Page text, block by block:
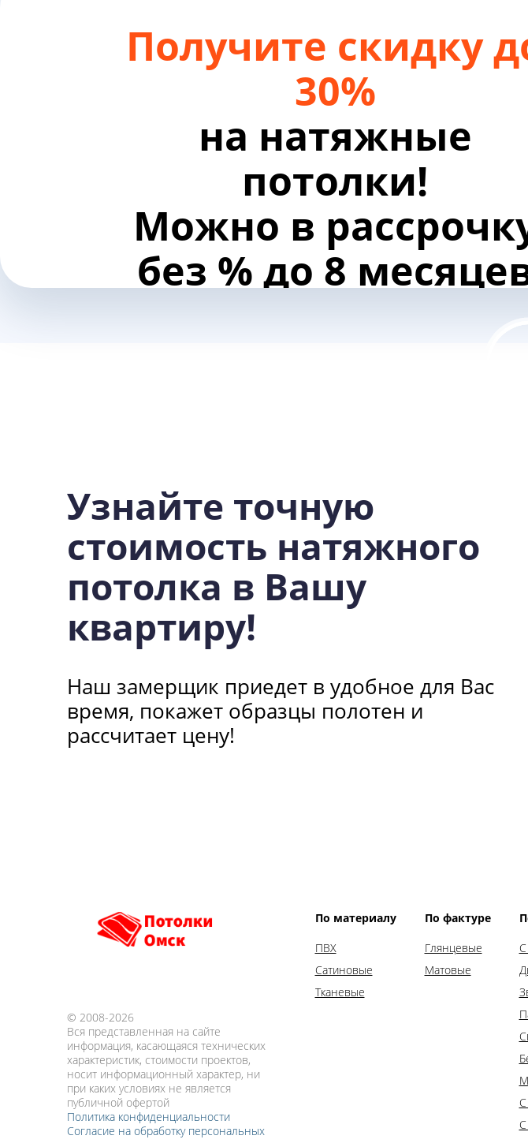
Получите скидку
30%
на натяжные
потолки!
Можно в
без % до 8
Подключим люстру
бесплатно
Оформите
Предоставляем рассрочку на 4 месяца при заказе
потолка по карте ХАЛВА от Совкомбанка.
Нажми для участия в акции
Узнайте точную
стоимость натяжного
потолка в Вашу
квартиру!
Наш замерщик приедет в удобное для Вас
время, покажет образцы полотен и
рассчитает цену!
© 2008-2026
Вся представленная на сайте
информация, касающаяся технических
характеристик, стоимости проектов,
носит информационный характер, ни
при каких условиях не является
публичной офертой
Политика конфиденциальности
Согласие на обработку персональных
По материалу
ПВХ
Сатиновые
Тканевые
По фактуре
Глянцевые
Матовые